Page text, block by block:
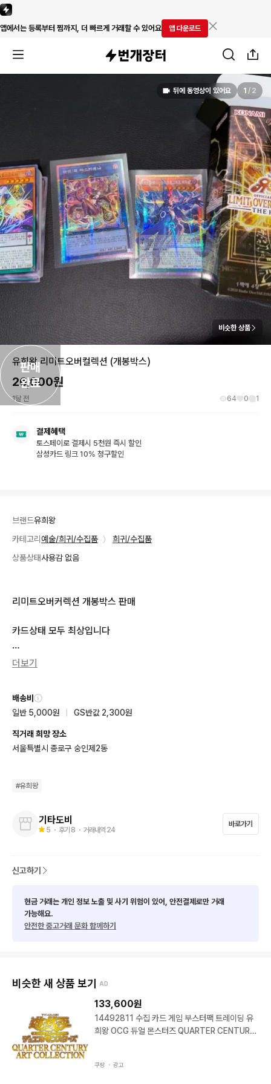
앱에서는 등록부터 찜까지, 더 빠르게 거래할 수 있어요 앱 다운로드
판매
완료
뒤에 동영상이 있어요 1 / 2
비슷한 상품
유희왕 리미트오버컬렉션 (개봉박스)
26,000원
1달 전 64 0 1
결제혜택
토스페이로 결제시 5천원 즉시 할인
삼성카드 링크 10% 청구할인
브랜드유희왕
카테고리 예술/희귀/수집품 〉
희귀/수집품
상품상태사용감 없음
리미트오버커렉션 개봉박스 판매
카드상태 모두 최상입니다
성성의 마술사-아스트로크래프 매지션
나머지 개봉 카드들 다 같이해서 판매합니다
일괄
더보기
배송비
일반 5,000원
GS반값 2,300원
직거래 희망 장소
서울특별시 종로구 숭인제2동
#유희왕
기타도비
5 ・ 후기 8 ・ 거래내역 24
바로가기
신고하기
현금 거래는 개인 정보 노출 및 사기 위험이 있어, 안전결제로만 거래
가능해요.
안전한 중고거래 문화 함께하기
비슷한 새 상품 보기 AD
133,600원
14492811 수집 카드 게임 부스터팩 트레이딩 유
희왕 OCG 듀얼 몬스터즈 QUARTER CENTURY
쿠팡 ・ 광고